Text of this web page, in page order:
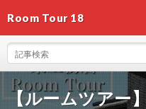
Room Tour 18
【ルームツアー